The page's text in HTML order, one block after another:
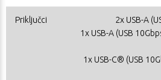
Priključci
2x USB-A
1x USB-A (USB
1x USB-C® (USB